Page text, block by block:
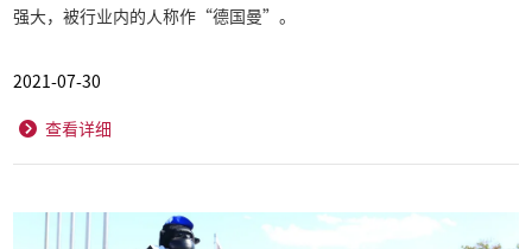
强大，被行业内的人称作“德国曼”。
2021-07-30
查看详细